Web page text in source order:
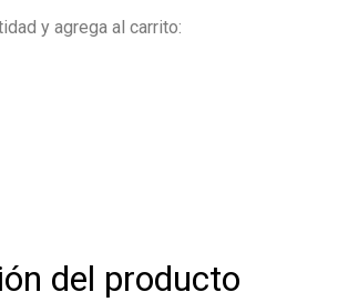
y agrega al carrito:
del producto